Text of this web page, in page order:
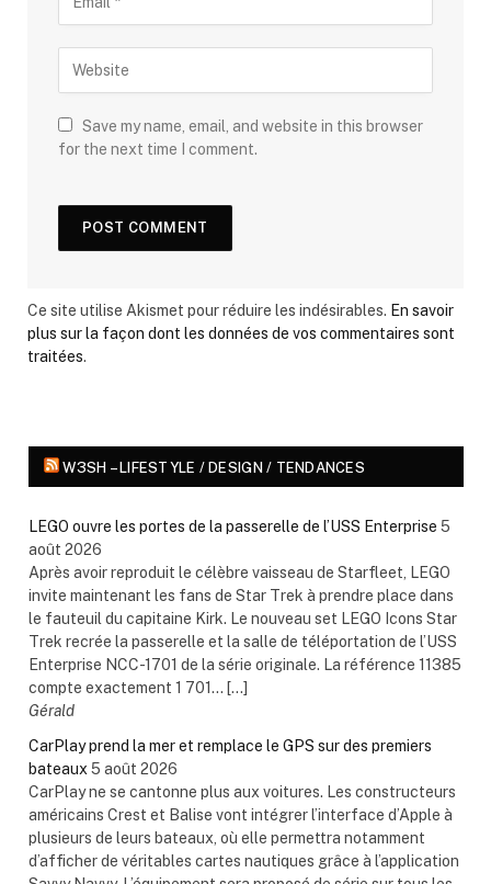
Save my name, email, and website in this browser
for the next time I comment.
Ce site utilise Akismet pour réduire les indésirables. En savoir
plus sur la façon dont les données de vos commentaires sont
traitées.
W3SH – LIFESTYLE / DESIGN / TENDANCES
LEGO ouvre les portes de la passerelle de l’USS Enterprise 5
août 2026
Après avoir reproduit le célèbre vaisseau de Starfleet, LEGO
invite maintenant les fans de Star Trek à prendre place dans
le fauteuil du capitaine Kirk. Le nouveau set LEGO Icons Star
Trek recrée la passerelle et la salle de téléportation de l’USS
Enterprise NCC-1701 de la série originale. La référence 11385
compte exactement 1 701... […]
Gérald
CarPlay prend la mer et remplace le GPS sur des premiers
bateaux 5 août 2026
CarPlay ne se cantonne plus aux voitures. Les constructeurs
américains Crest et Balise vont intégrer l’interface d’Apple à
plusieurs de leurs bateaux, où elle permettra notamment
d’afficher de véritables cartes nautiques grâce à l’application